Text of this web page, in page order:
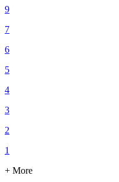
9
7
6
5
4
3
2
1
+ More